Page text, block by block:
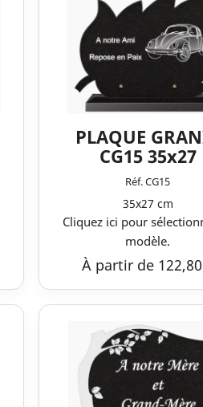
PLAQUE
CG15 35x27
Réf. CG15
35x27 cm
Cliquez ici pour
modèle.
À partir de